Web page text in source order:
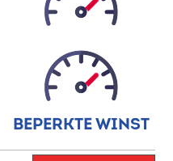
BEPERKTE WINST